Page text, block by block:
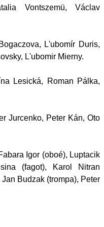
Vontszemü, Václav
L'ubomír Duris,
L'ubomir Mierny.
Lesická, Roman Pálka,
Jurcenko, Peter Kán, Oto
Igor (oboé), Luptacik
(fagot), Karol Nitran
Budzak (trompa), Peter